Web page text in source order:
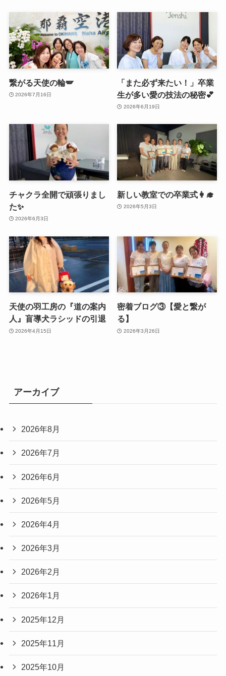
繋がる天使の輪🪽
2026年7月16日
「また必ず来たい！」卒業
生が多い愛の技法の秘密💕
2026年6月19日
チャクラ全開で頑張りまし
た✨
2026年6月3日
新しい教室での卒業式👩‍🎓
2026年5月3日
天使の羽工房の『道の案内
人』盲導犬ラシッドの引退
2026年4月15日
密着ブログ③【愛と繋が
る】
2026年3月26日
アーカイブ
2026年8月
2026年7月
2026年6月
2026年5月
2026年4月
2026年3月
2026年2月
2026年1月
2025年12月
2025年11月
2025年10月